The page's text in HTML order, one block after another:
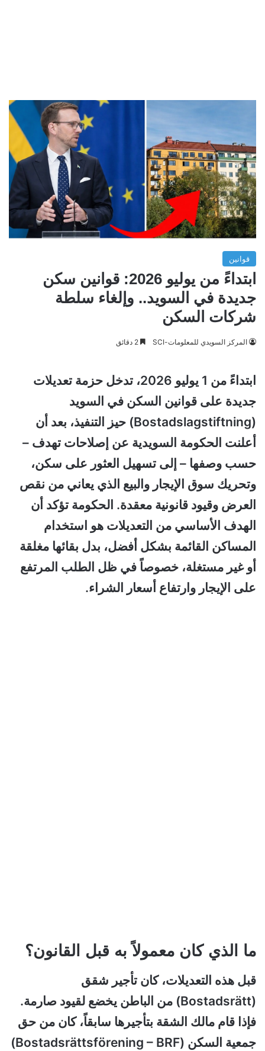
قوانين
ابتداءً من يوليو 2026: قوانين سكن
جديدة في السويد.. وإلغاء سلطة
شركات السكن
المركز السويدي للمعلومات-SCI
ابتداءً من 1 يوليو 2026، تدخل حزمة تعديلات
جديدة على قوانين السكن في السويد
(Bostadslagstiftning) حيز التنفيذ، بعد أن
أعلنت الحكومة السويدية عن إصلاحات تهدف –
حسب وصفها – إلى تسهيل العثور على سكن،
وتحريك سوق الإيجار والبيع الذي يعاني من نقص
العرض وقيود قانونية معقدة. الحكومة تؤكد أن
الهدف الأساسي من التعديلات هو استخدام
المساكن القائمة بشكل أفضل، بدل بقائها مغلقة
أو غير مستغلة، خصوصاً في ظل الطلب المرتفع
على الإيجار وارتفاع أسعار الشراء.
ما الذي كان معمولاً به قبل القانون؟
قبل هذه التعديلات، كان تأجير شقق
(Bostadsrätt) من الباطن يخضع لقيود صارمة.
فإذا قام مالك الشقة بتأجيرها سابقاً، كان من حق
جمعية السكن (Bostadsrättsförening – BRF)